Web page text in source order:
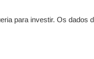
para investir. Os dados